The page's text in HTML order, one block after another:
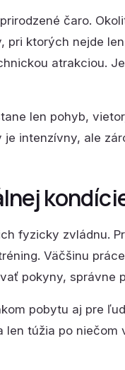
čaro.
ktorých nejde
atrakciou.
len pohyb,
intenzívny, ale
fyzicky zvládnu.
Väčšinu
pokyny, správne
pobytu aj pre
túžia po niečom